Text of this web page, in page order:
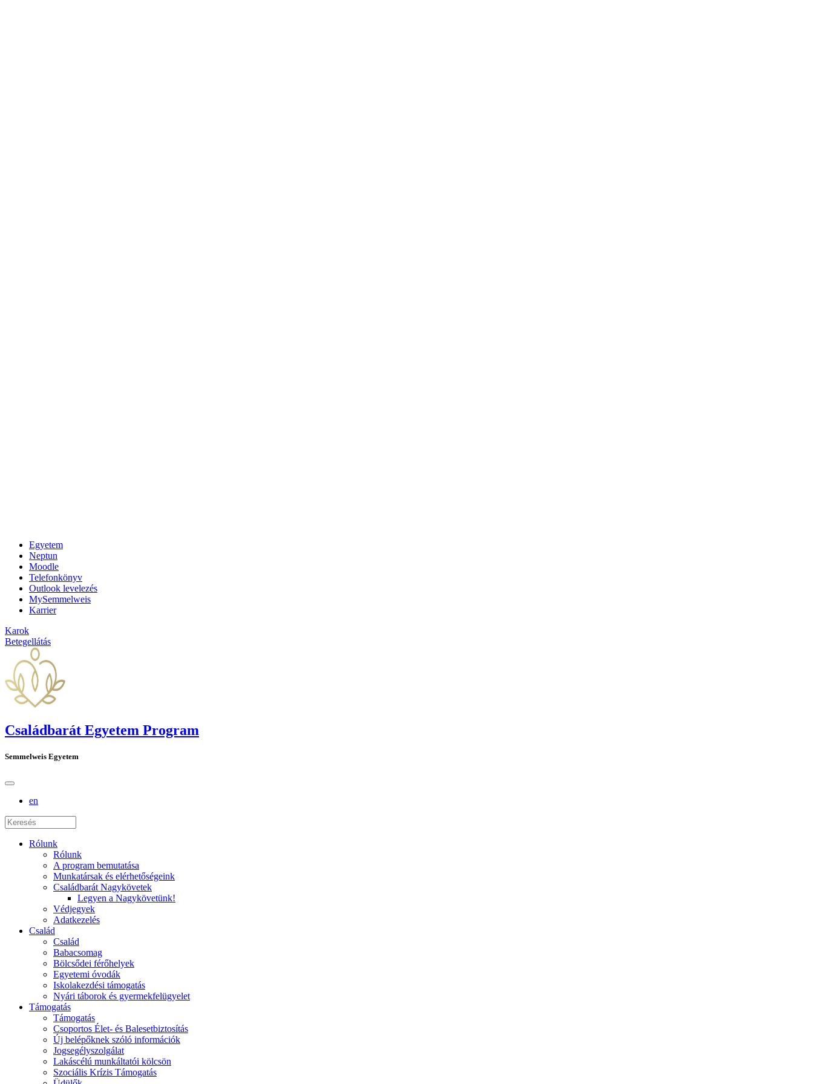
Egyetem
Neptun
Moodle
Telefonkönyv
Outlook levelezés
MySemmelweis
Karrier
Karok
Betegellátás
Családbarát Egyetem Program
Semmelweis Egyetem
en
Rólunk
Rólunk
A program bemutatása
Munkatársak és elérhetőségeink
Családbarát Nagykövetek
Legyen a Nagykövetünk!
Védjegyek
Adatkezelés
Család
Család
Babacsomag
Bölcsődei férőhelyek
Egyetemi óvodák
Iskolakezdési támogatás
Nyári táborok és gyermekfelügyelet
Támogatás
Támogatás
Csoportos Élet- és Balesetbiztosítás
Új belépőknek szóló információk
Jogsegélyszolgálat
Lakáscélú munkáltatói kölcsön
Szociális Krízis Támogatás